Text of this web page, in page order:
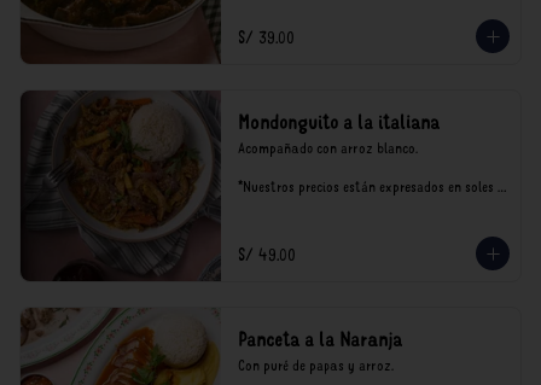
S/ 39.00
Mondonguito a la italiana
Acompañado con arroz blanco.
*Nuestros precios están expresados en soles e
S/ 49.00
Panceta a la Naranja
Con puré de papas y arroz.